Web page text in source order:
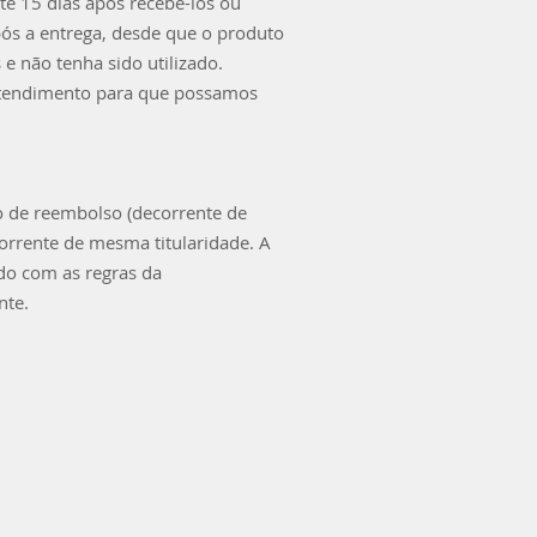
a entrega, desde que o produto
não tenha sido utilizado.
para que possamos
reembolso (decorrente de
de mesma titularidade. A
com as regras da